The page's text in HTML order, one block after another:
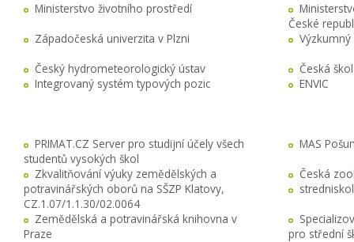
Ministerstvo životního prostředí
České
Západočeská univerzita v Plzni
Český hydrometeorologický ústav
Česká
Integrovaný systém typových pozic
ENVIC
PRIMAT.CZ Server pro studijní účely všech
studentů vysokých škol
MAS
Zkvalitňování výuky zemědělských a
potravinářských oborů na SŠZP Klatovy,
CZ.1.07/1.1.30/02.0064
Česká
Zemědělská a potravinářská knihovna v
Praze
pro střední